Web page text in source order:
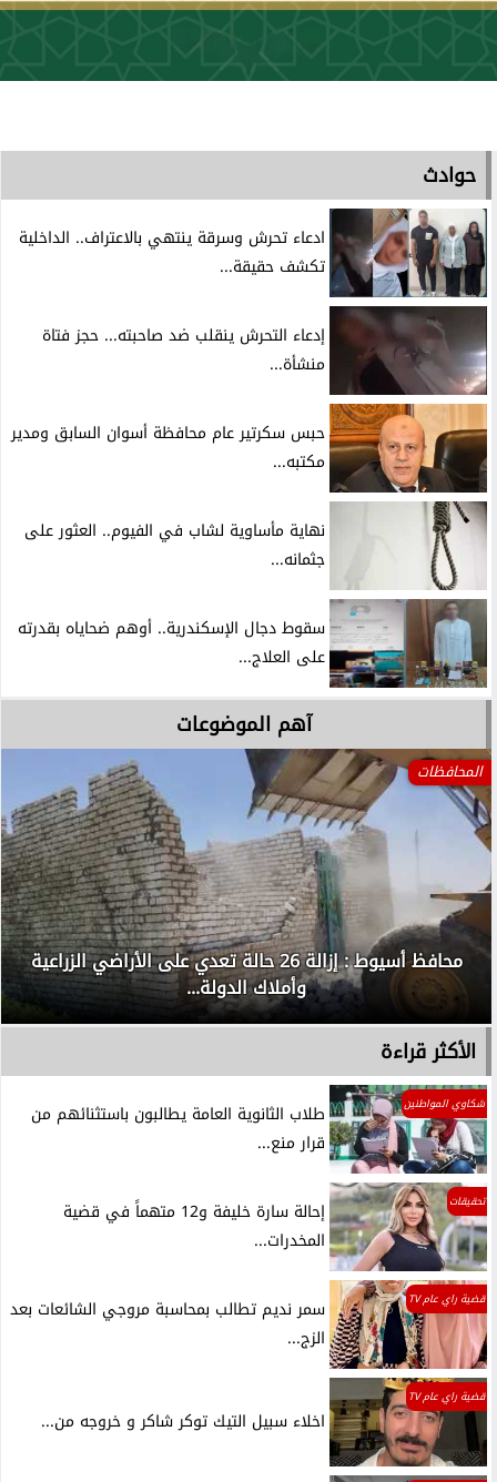
حوادث
ادعاء تحرش وسرقة ينتهي بالاعتراف.. الداخلية
تكشف حقيقة...
إدعاء التحرش ينقلب ضد صاحبته... حجز فتاة
منشأة...
حبس سكرتير عام محافظة أسوان السابق ومدير
مكتبه...
نهاية مأساوية لشاب في الفيوم.. العثور على
جثمانه...
سقوط دجال الإسكندرية.. أوهم ضحاياه بقدرته
على العلاج...
آهم الموضوعات
المحافظات
محافظ أسيوط : إزالة 26 حالة تعدي على الأراضي الزراعية
وأملاك الدولة...
الأكثر قراءة
شكاوي المواطنين
طلاب الثانوية العامة يطالبون باستثنائهم من
قرار منع...
تحقيقات
إحالة سارة خليفة و12 متهماً في قضية
المخدرات...
قضية راي عام TV
سمر نديم تطالب بمحاسبة مروجي الشائعات بعد
الزج...
قضية راي عام TV
اخلاء سبيل التيك توكر شاكر و خروجه من...